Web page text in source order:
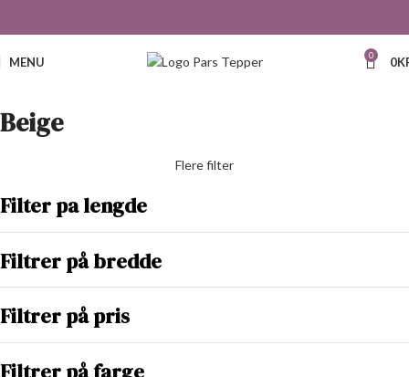
MENU 0 0
Beige
Flere filter
Filter pa lengde
Filtrer på bredde
Filtrer på pris
Filtrer på farge